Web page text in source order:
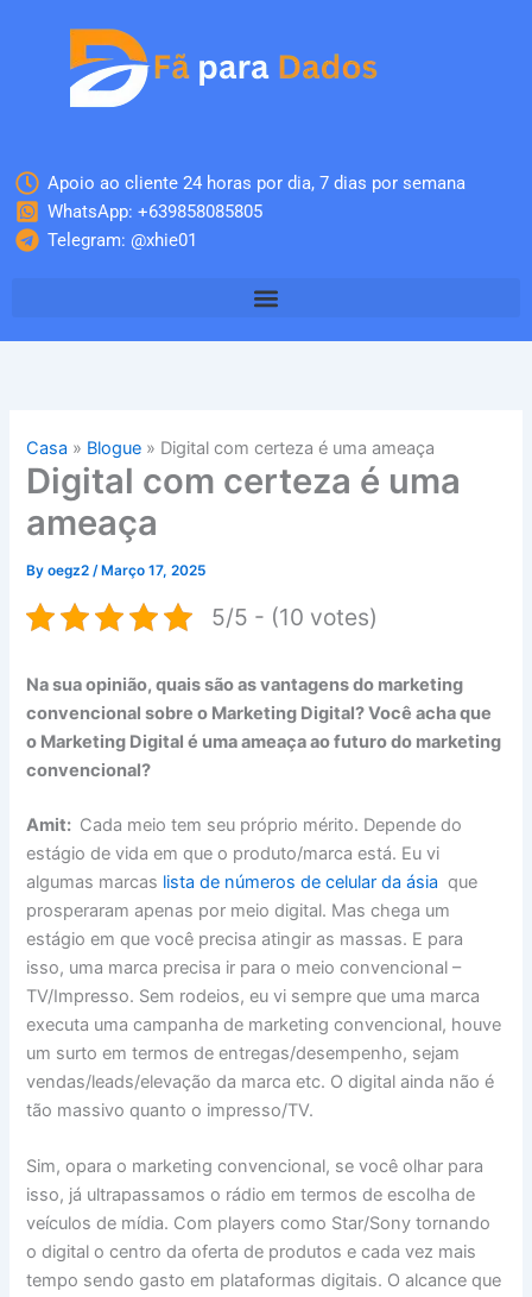
Apoio ao cliente 24 horas por dia, 7 dias por semana
WhatsApp: +639858085805
Telegram: @xhie01
Casa » Blogue » Digital com certeza é uma ameaça
Digital com certeza é uma
ameaça
Byoegz2/ Março 17, 2025
5/5 - (10 votes)
Na sua opinião, quais são as vantagens do marketing
convencional sobre o Marketing Digital? Você acha que
o Marketing Digital é uma ameaça ao futuro do marketing
convencional?
Amit: Cada meio tem seu próprio mérito. Depende do
estágio de vida em que o produto/marca está. Eu vi
algumas marcas lista de números de celular da ásia que
prosperaram apenas por meio digital. Mas chega um
estágio em que você precisa atingir as massas. E para
isso, uma marca precisa ir para o meio convencional –
TV/Impresso. Sem rodeios, eu vi sempre que uma marca
executa uma campanha de marketing convencional, houve
um surto em termos de entregas/desempenho, sejam
vendas/leads/elevação da marca etc. O digital ainda não é
tão massivo quanto o impresso/TV.
Sim, opara o marketing convencional, se você olhar para
isso, já ultrapassamos o rádio em termos de escolha de
veículos de mídia. Com players como Star/Sony tornando
o digital o centro da oferta de produtos e cada vez mais
tempo sendo gasto em plataformas digitais. O alcance que